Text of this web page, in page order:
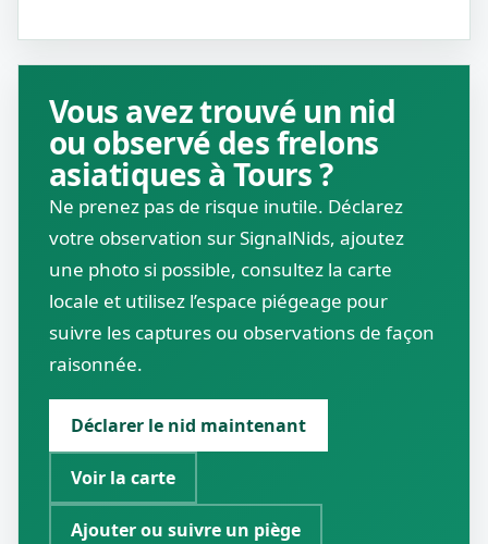
Vous avez trouvé un nid
ou observé des frelons
asiatiques à Tours ?
Ne prenez pas de risque inutile. Déclarez
votre observation sur SignalNids, ajoutez
une photo si possible, consultez la carte
locale et utilisez l’espace piégeage pour
suivre les captures ou observations de façon
raisonnée.
Déclarer le nid maintenant
Voir la carte
Ajouter ou suivre un piège